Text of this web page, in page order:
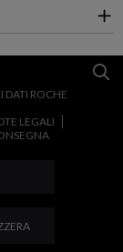
DATI ROCHE
LEGALI
PAESE